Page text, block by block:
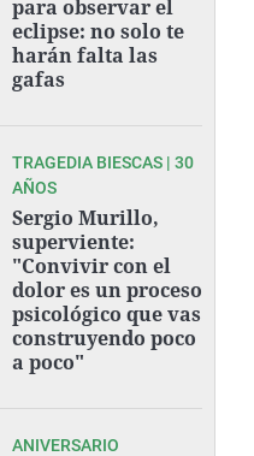
para observar el
eclipse: no solo te
harán falta las
gafas
TRAGEDIA BIESCAS | 30
AÑOS
Sergio Murillo,
superviente:
"Convivir con el
dolor es un proceso
psicológico que vas
construyendo poco
a poco"
ANIVERSARIO